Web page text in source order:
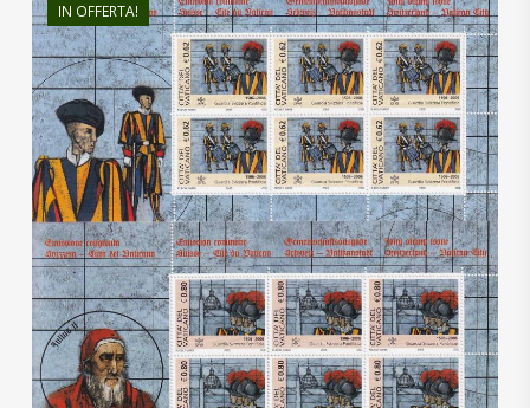
IN OFFERTA!
€23,00
€14,00